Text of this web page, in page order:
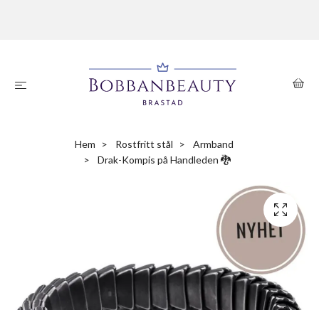
Hem Rostfritt stål
Armband
Drak-Kompis på Handleden 🐉